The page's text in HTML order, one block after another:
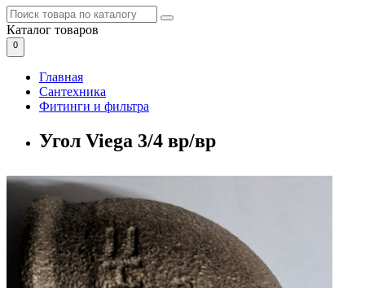
Каталог товаров
0
Главная
Сантехника
Фитинги и фильтра
Угол Viega 3/4 вр/вр